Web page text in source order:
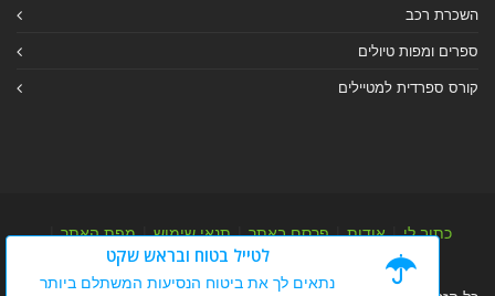
השכרת רכב
ספרים ומפות טיולים
קורס ספרדית למטיילים
כתוב לי|אודות|פרסם באתר|תנאי שימוש|מפת האתר|
מפת אלבום|מפת מאמרי מידע
לטייל בטוח ובראש שקט
נתאים לך את ביטוח הנסיעות המשתלם ביותר